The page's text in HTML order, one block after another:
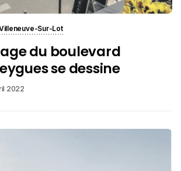
Sur-Lot
du boulevard
se dessine
2022